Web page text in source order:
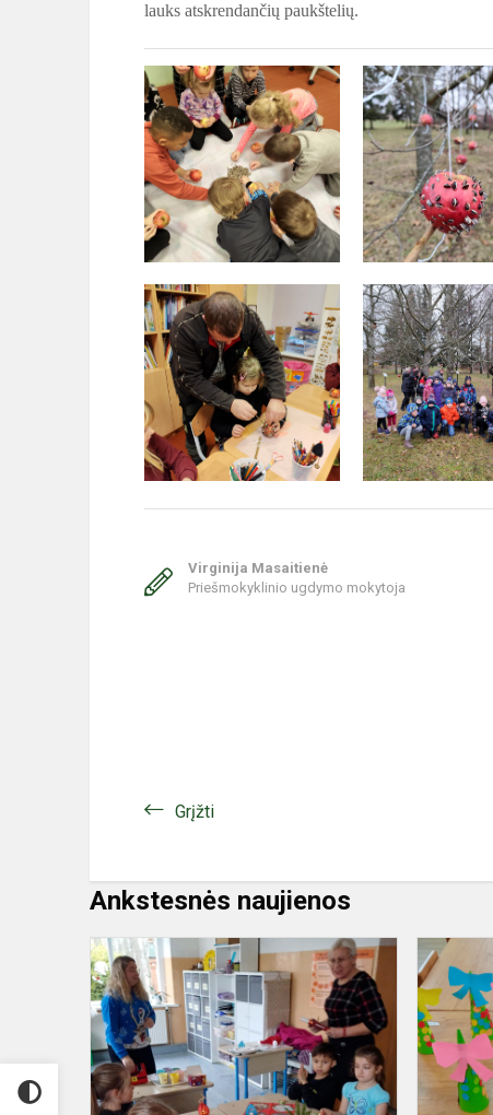
lauks atskrendančių paukštelių.
Virginija Masaitienė
Priešmokyklinio ugdymo mokytoja
Grįžti
Ankstesnės naujienos
Kvapni
edukacija